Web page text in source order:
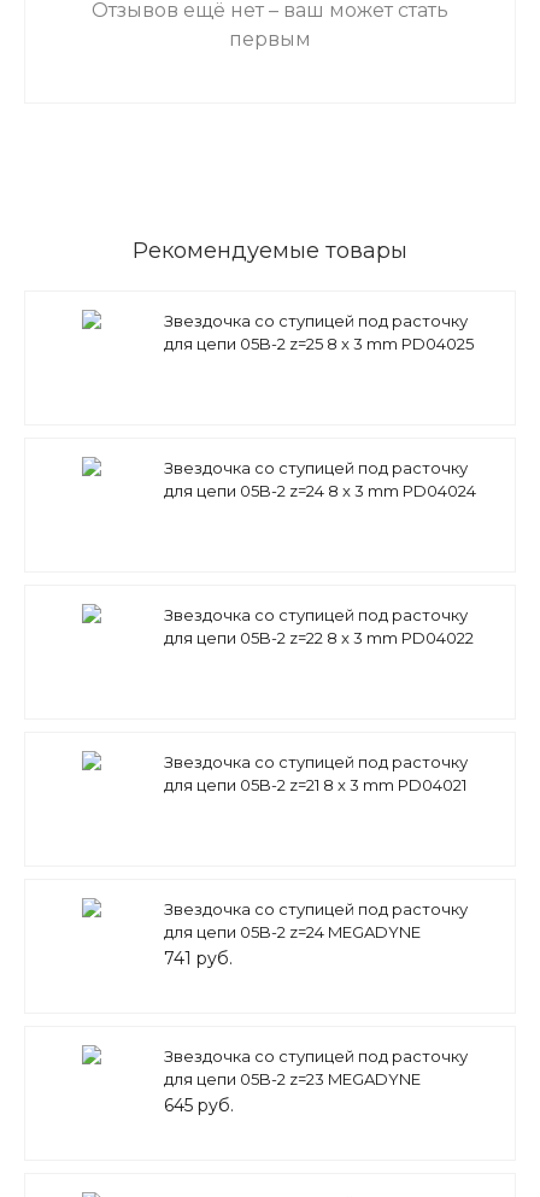
Отзывов ещё нет – ваш может стать
первым
Рекомендуемые товары
Звездочка со ступицей под расточку
для цепи 05B-2 z=25 8 x 3 mm PD04025
Звездочка со ступицей под расточку
для цепи 05B-2 z=24 8 x 3 mm PD04024
Звездочка со ступицей под расточку
для цепи 05B-2 z=22 8 x 3 mm PD04022
Звездочка со ступицей под расточку
для цепи 05B-2 z=21 8 x 3 mm PD04021
Звездочка со ступицей под расточку
для цепи 05B-2 z=24 MEGADYNE
741 руб.
Звездочка со ступицей под расточку
для цепи 05B-2 z=23 MEGADYNE
645 руб.